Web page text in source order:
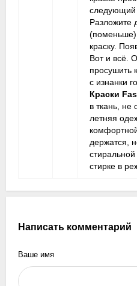
следующий
Разложите
краску.
Вот и всё.
просушить
с изнанки
Краски
в ткань, не
летняя
держатся,
стирке в
Написать комментарий
Ваше имя